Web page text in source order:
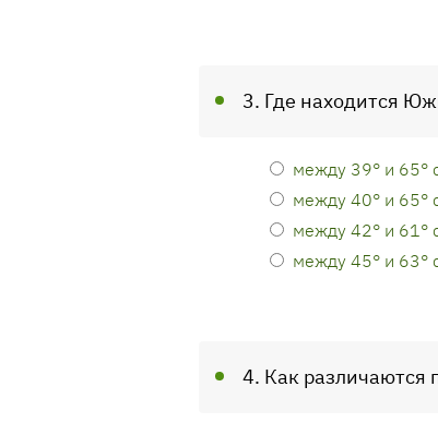
3. Где находится
между 39° и 65°
между 40° и 65°
между 42° и 61°
между 45° и 63°
4. Как различаются